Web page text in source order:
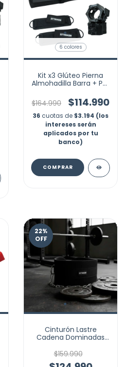
6 colores
Kit x3 Glúteo Pierna
Almohadilla Barra + Par
$164.990
$114.990
36 cuotas de $3.194 (los
intereses serán
aplicados por tu
banco)
COMPRAR
22%
OFF
Cinturón Lastre
Cadena Dominadas
Discos
$159.990